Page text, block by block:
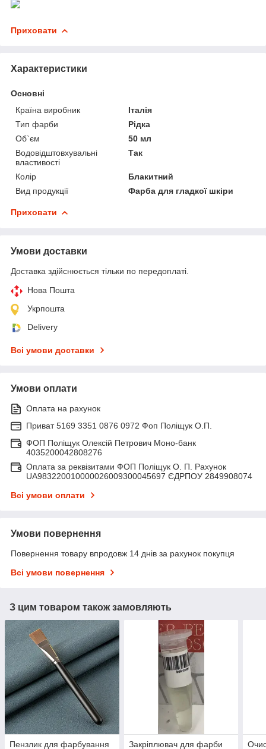
Приховати
Характеристики
Основні
Країна виробник
Італія
Тип фарби
Рідка
Об`єм
50 мл
Водовідштовхувальні
властивості
Так
Колір
Блакитний
Вид продукції
Фарба для гладкої шкіри
Приховати
Умови доставки
Доставка здійснюється тільки по передоплаті.
Нова Пошта
Укрпошта
Delivery
Всі умови доставки
Умови оплати
Оплата на рахунок
Приват 5169 3351 0876 0972 Фоп Поліщук О.П.
ФОП Поліщук Олексій Петрович Моно-банк
4035200042808276
Оплата за реквізитами ФОП Поліщук О. П. Рахунок
UA983220010000026009300045697 ЄДРПОУ 2849908074
Всі умови оплати
Умови повернення
Повернення товару впродовж 14 днів за рахунок покупця
Всі умови повернення
З цим товаром також замовляють
Пензлик для фарбування
Закріплювач для фарби